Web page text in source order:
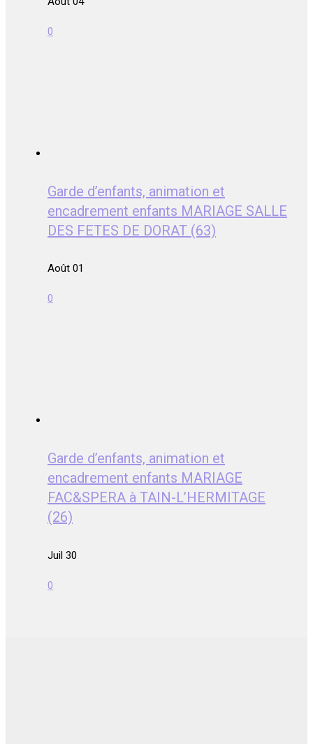
0
Garde d’enfants, animation et
encadrement enfants MARIAGE SALLE
DES FETES DE DORAT (63)
Août 01
0
Garde d’enfants, animation et
encadrement enfants MARIAGE
FAC&SPERA à TAIN-L’HERMITAGE
(26)
Juil 30
0